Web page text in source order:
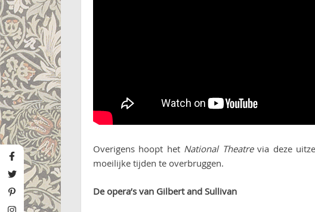
Overigens hoopt het National Theatrevia deze
moeilijke tijden te overbruggen.
De opera’s van Gilbert and Sullivan